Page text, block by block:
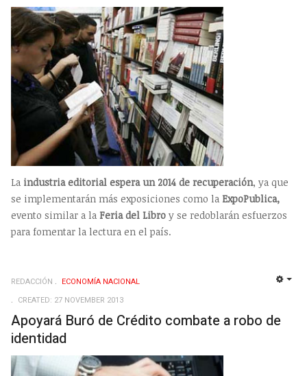
La industria editorial espera un 2014 de recuperación, ya que
se implementarán más exposiciones como la ExpoPublica,
evento similar a la Feria del Libro y se redoblarán esfuerzos
para fomentar la lectura en el país.
REDACCIÓN
ECONOMÍ­A NACIONAL
CREATED: 27 NOVEMBER 2013
Apoyará Buró de Crédito combate a robo de
identidad